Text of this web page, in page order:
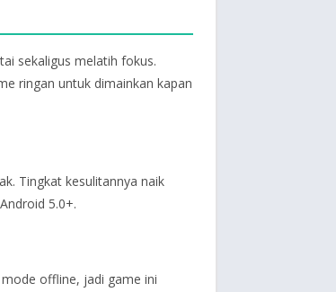
sekaligus melatih fokus.
ringan untuk dimainkan kapan
Tingkat kesulitannya naik
5.0+.
offline, jadi game ini